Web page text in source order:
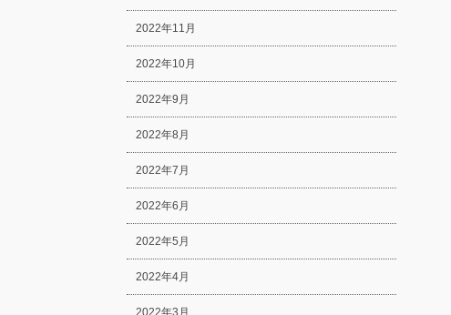
2022年11月
2022年10月
2022年9月
2022年8月
2022年7月
2022年6月
2022年5月
2022年4月
2022年3月